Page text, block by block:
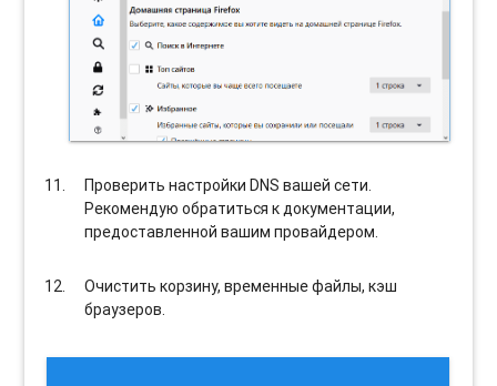
Проверить настройки DNS вашей сети.
Рекомендую обратиться к документации,
предоставленной вашим провайдером.
Очистить корзину, временные файлы, кэш
браузеров.